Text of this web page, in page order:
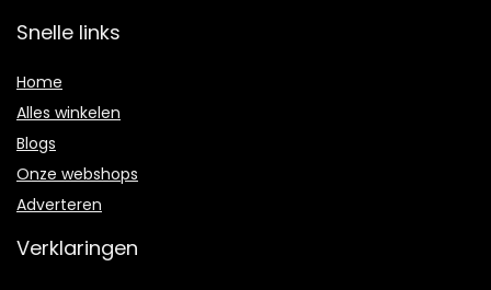
Snelle links
Home
Alles winkelen
Blogs
Onze webshops
Adverteren
Verklaringen